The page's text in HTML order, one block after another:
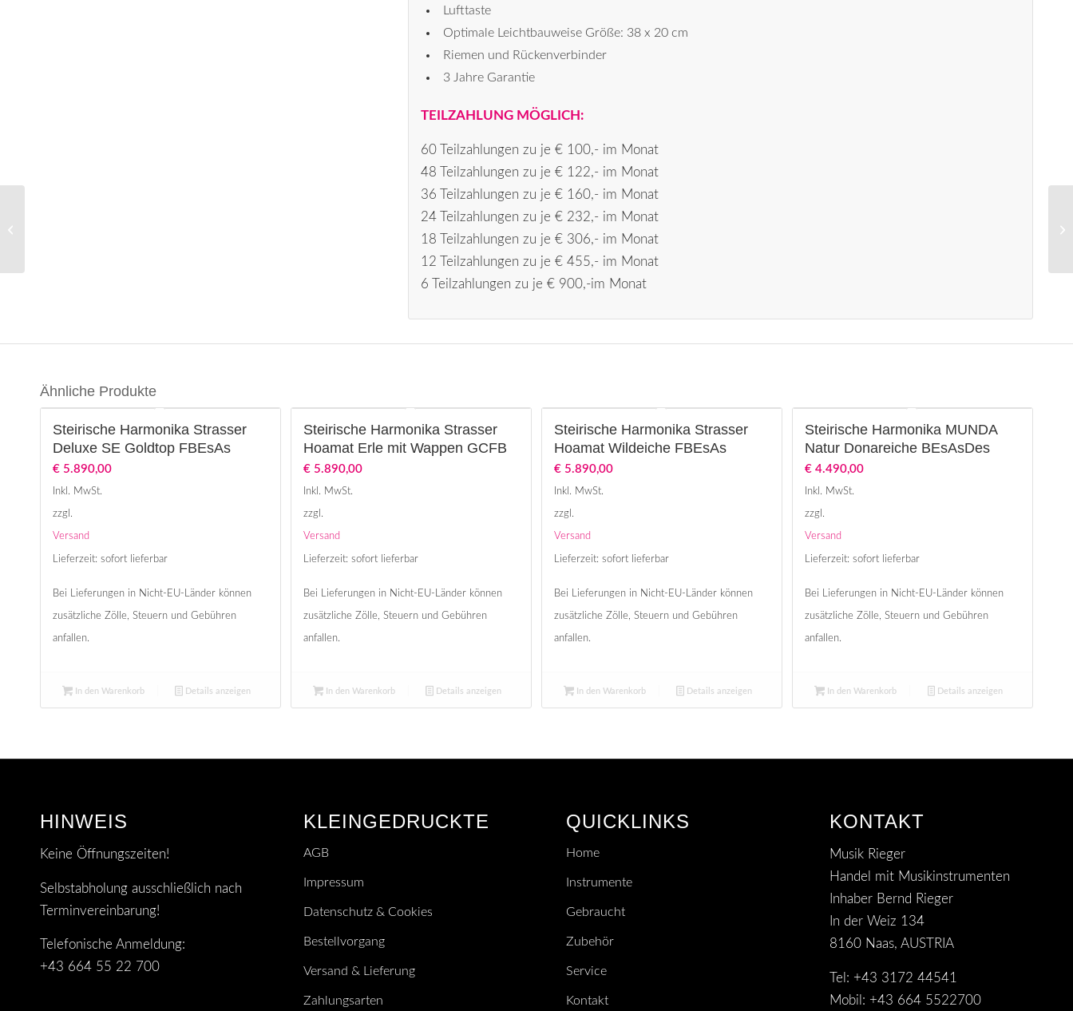
Lufttaste
Optimale Leichtbauweise Größe: 38 x 20 cm
Riemen und Rückenverbinder
3 Jahre Garantie
TEILZAHLUNG MÖGLICH:
60 Teilzahlungen zu je € 100,- im Monat
48 Teilzahlungen zu je € 122,- im Monat
36 Teilzahlungen zu je € 160,- im Monat
24 Teilzahlungen zu je € 232,- im Monat
18 Teilzahlungen zu je € 306,- im Monat
12 Teilzahlungen zu je € 455,- im Monat
6 Teilzahlungen zu je € 900,-im Monat
Ähnliche Produkte
Steirische Harmonika Strasser
Deluxe SE Goldtop FBEsAs
€ 5.890,00
Inkl. MwSt.
zzgl.
Versand
Lieferzeit: sofort lieferbar
Bei Lieferungen in Nicht-EU-Länder können
zusätzliche Zölle, Steuern und Gebühren
anfallen.
In den Warenkorb Details anzeigen
Steirische Harmonika Strasser
Hoamat Erle mit Wappen GCFB
€ 5.890,00
Inkl. MwSt.
zzgl.
Versand
Lieferzeit: sofort lieferbar
Bei Lieferungen in Nicht-EU-Länder können
zusätzliche Zölle, Steuern und Gebühren
anfallen.
In den Warenkorb Details anzeigen
Steirische Harmonika Strasser
Hoamat Wildeiche FBEsAs
€ 5.890,00
Inkl. MwSt.
zzgl.
Versand
Lieferzeit: sofort lieferbar
Bei Lieferungen in Nicht-EU-Länder können
zusätzliche Zölle, Steuern und Gebühren
anfallen.
In den Warenkorb Details anzeigen
Steirische Harmonika MUNDA
Natur Donareiche BEsAsDes
€ 4.490,00
Inkl. MwSt.
zzgl.
Versand
Lieferzeit: sofort lieferbar
Bei Lieferungen in Nicht-EU-Länder können
zusätzliche Zölle, Steuern und Gebühren
anfallen.
In den Warenkorb Details anzeigen
HINWEIS
Keine Öffnungszeiten!
Selbstabholung ausschließlich nach
Terminvereinbarung!
Telefonische Anmeldung:
+43 664 55 22 700
KLEINGEDRUCKTE
AGB
Impressum
Datenschutz & Cookies
Bestellvorgang
Versand & Lieferung
Zahlungsarten
QUICKLINKS
Home
Instrumente
Gebraucht
Zubehör
Service
Kontakt
KONTAKT
Musik Rieger
Handel mit Musikinstrumenten
Inhaber Bernd Rieger
In der Weiz 134
8160 Naas, AUSTRIA
Tel: +43 3172 44541
Mobil: +43 664 5522700